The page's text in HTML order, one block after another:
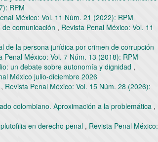
RPM
México: Vol. 11 Núm. 21 (2022): RPM
comunicación , Revista Penal México: Vol. 11
de la persona jurídica por crimen de corrupción
Penal México: Vol. 7 Núm. 13 (2018): RPM
un debate sobre autonomía y dignidad ,
México julio-diciembre 2026
, Revista Penal México: Vol. 15 Núm. 28 (2026):
colombiano. Aproximación a la problemática ,
en derecho penal , Revista Penal México: